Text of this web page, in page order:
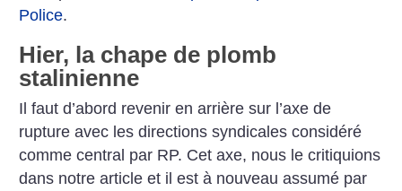
Police.
Hier, la chape de plomb
stalinienne
Il faut d’abord revenir en arrière sur l’axe de
rupture avec les directions syndicales considéré
comme central par RP. Cet axe, nous le critiquions
dans notre article et il est à nouveau assumé par